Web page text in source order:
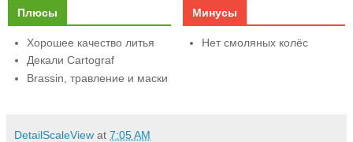
Плюсы
Хорошее качество литья
Декали Cartograf
Brassin, травление и маски
Минусы
Нет смоляных колёс
DetailScaleView at 7:05 AM